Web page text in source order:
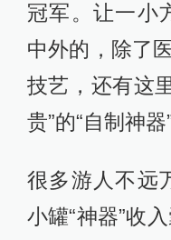
冠军。让一小
中外的，除了
技艺，还有这
贵”的“自制神器”
很多游人不远
小罐“神器”收